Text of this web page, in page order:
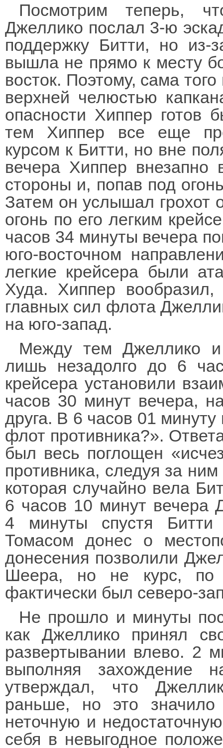
Посмотрим теперь,
Джеллико послал 3-ю
поддержку Битти, но из-
вышла не прямо к месту
восток. Поэтому, сама
верхней челюстью
опасности Хиппер готов
тем Хиппер все еще
курсом к Битти, но вне
вечера Хиппер внезапно
стороны и, попав под
Затем он услышал грохот
огонь по его легким
часов 34 минуты вечера
юго-восточном
легкие крейсера были
Худа. Хиппер вообразил,
главных сил флота
на юго-запад.
Между тем Джеллико и
лишь незадолго до 6
крейсера установили
часов 30 минут вечера,
друга. В 6 часов 01
флот противника?».
был весь поглощен
противника, следуя за
которая случайно вела
6 часов 10 минут вечера
4 минуты спустя
Томасом донес о
донесения позволили
Шеера, но не курс, по
фактически был северо-
Не прошло и минуты
как Джеллико принял
развертывании влево. 2
выполняя захождение
утверждал, что
раньше, но это
неточную и
себя в невыгодное